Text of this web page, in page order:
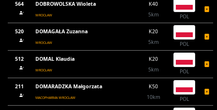
564 DOBROWOLSKA Wioleta
WROCŁAW
K40
5km
POL
520 DOMAGAŁA Zuzanna
WROCŁAW
K20
5km
POL
512 DOMAL Klaudia
WROCŁAW
K20
5km
POL
211 DOMARADZKA Małgorzata
MACOPHARMA WROCŁAW
K50
10km
POL